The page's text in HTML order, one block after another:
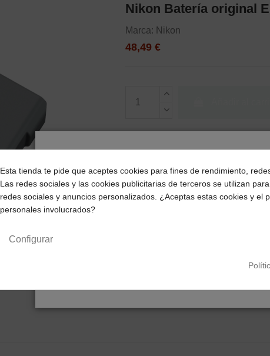
Nikon Batería original
Marca: Nikon
48,49 €
¿Dónde deseas recibir tu
Selecciona tu ubicación para mostrarte los
impuestos correctos para tu región.
Esta tienda te pide que aceptes cookies para fines de rendimiento,
Las redes sociales y las cookies publicitarias de terceros se utilizan
redes sociales y anuncios personalizados. ¿Aceptas estas cookies y el
personales involucrados?
Configurar